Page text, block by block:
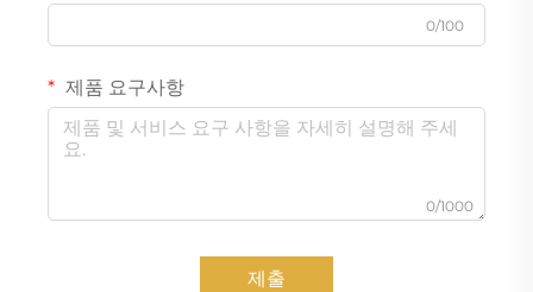
0/100
제품 요구사항
0/1000
제출